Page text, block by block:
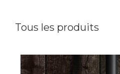
Tous les produits